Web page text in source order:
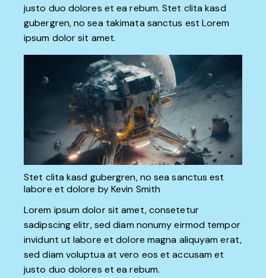
justo duo dolores et ea rebum. Stet clita kasd
gubergren, no sea takimata sanctus est Lorem
ipsum dolor sit amet.
Stet clita kasd gubergren, no sea sanctus est
labore et dolore byKevin Smith
Lorem ipsum dolor sit amet, consetetur
sadipscing elitr, sed diam nonumy eirmod tempor
invidunt ut labore et dolore magna aliquyam erat,
sed diam voluptua at vero eos et accusam et
justo duo dolores et ea rebum.